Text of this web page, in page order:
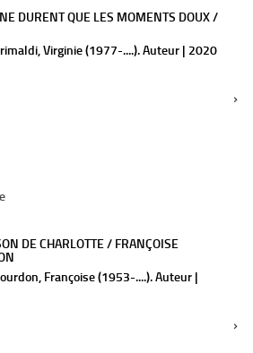
DURENT QUE LES MOMENTS DOUX /
Virginie (1977-....). Auteur | 2020
DE CHARLOTTE / FRANÇOISE
Françoise (1953-....). Auteur |